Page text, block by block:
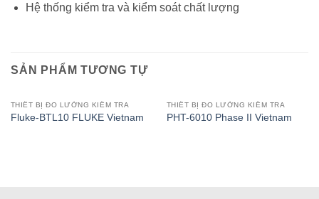
Hệ thống kiểm tra và kiểm soát chất lượng
SẢN PHẨM TƯƠNG TỰ
THIẾT BỊ ĐO LƯỜNG KIỂM TRA
Fluke-BTL10 FLUKE Vietnam
THIẾT BỊ ĐO LƯỜNG KIỂM TRA
PHT-6010 Phase II Vietnam